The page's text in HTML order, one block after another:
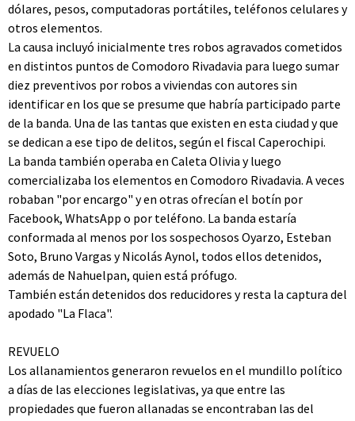
dólares, pesos, computadoras portátiles, teléfonos celulares y
otros elementos.
La causa incluyó inicialmente tres robos agravados cometidos
en distintos puntos de Comodoro Rivadavia para luego sumar
diez preventivos por robos a viviendas con autores sin
identificar en los que se presume que habría participado parte
de la banda. Una de las tantas que existen en esta ciudad y que
se dedican a ese tipo de delitos, según el fiscal Caperochipi.
La banda también operaba en Caleta Olivia y luego
comercializaba los elementos en Comodoro Rivadavia. A veces
robaban "por encargo" y en otras ofrecían el botín por
Facebook, WhatsApp o por teléfono. La banda estaría
conformada al menos por los sospechosos Oyarzo, Esteban
Soto, Bruno Vargas y Nicolás Aynol, todos ellos detenidos,
además de Nahuelpan, quien está prófugo.
También están detenidos dos reducidores y resta la captura del
apodado "La Flaca".
REVUELO
Los allanamientos generaron revuelos en el mundillo político
a días de las elecciones legislativas, ya que entre las
propiedades que fueron allanadas se encontraban las del